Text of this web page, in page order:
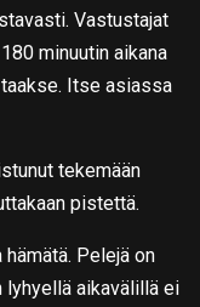
Vastustajat
minuutin aikana
taakse. Itse asiassa
tekemään
pistettä.
Pelejä on
aikavälillä ei